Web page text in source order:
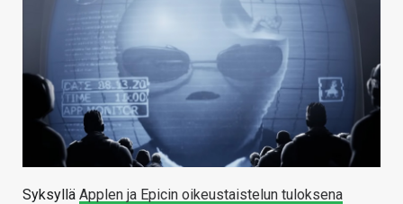
Syksyllä Applen ja Epicin oikeustaistelun tuloksena